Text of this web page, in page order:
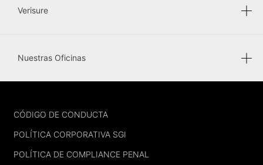
Verisure
Nuestras Oficinas
FOOTER
CÓDIGO DE CONDUCTA
POLÍTICA CORPORATIVA SGI
POLÍTICA DE COMPLIANCE PENAL